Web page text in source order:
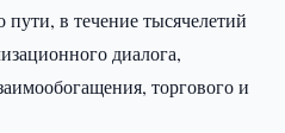
в течение тысячелетий
диалога,
торгового и